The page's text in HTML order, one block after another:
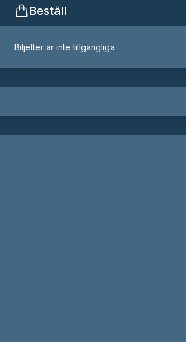
Beställ
Biljetter är inte tillgängliga